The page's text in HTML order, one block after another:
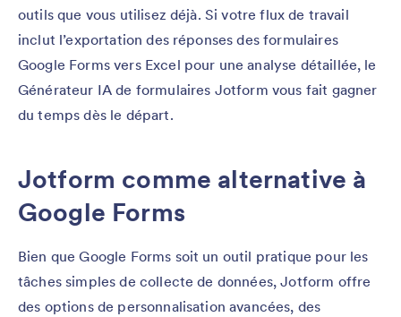
outils que vous utilisez déjà. Si votre flux de travail
inclut l’exportation des réponses des formulaires
Google Forms vers Excel pour une analyse détaillée, le
Générateur IA de formulaires Jotform vous fait gagner
du temps dès le départ.
Jotform comme alternative à
Google Forms
Bien que Google Forms soit un outil pratique pour les
tâches simples de collecte de données, Jotform offre
des options de personnalisation avancées, des